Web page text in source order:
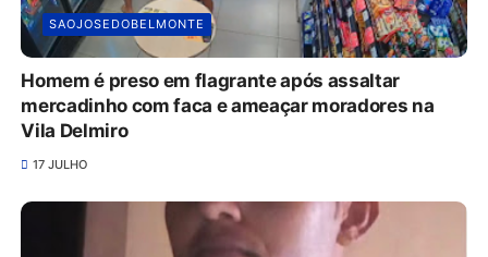
SAOJOSEDOBELMONTE
Homem é preso em flagrante após assaltar
mercadinho com faca e ameaçar moradores na
Vila Delmiro
17 JULHO